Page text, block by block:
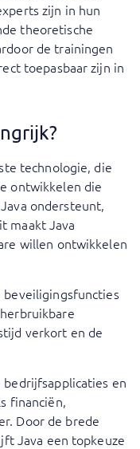
zijn in hun
theoretische
de trainingen
toepasbaar zijn in
technologie, die
ontwikkelen die
ondersteunt,
maakt Java
willen ontwikkelen
verkort en de
en
financiën,
Door de brede
Java een topkeuze